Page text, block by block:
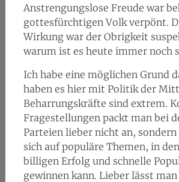
Anstrengungslose Freude war
gottesfürchtigen Volk verpönt.
Wirkung war der Obrigkeit
warum ist es heute immer noch
Ich habe eine möglichen Grund
haben es hier mit Politik der
Beharrungskräfte sind extrem.
Fragestellungen packt man bei
Parteien lieber nicht an,
sich auf populäre Themen, in
billigen Erfolg und schnelle
gewinnen kann. Lieber lässt man